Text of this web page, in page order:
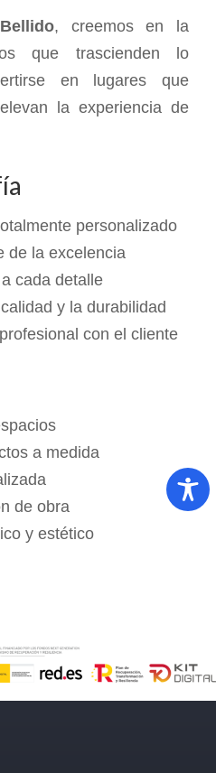
, creemos en la
que trascienden lo
en lugares que
la experiencia de
personalizado
de la excelencia
cada detalle
y la durabilidad
con el cliente
a medida
de obra
y estético